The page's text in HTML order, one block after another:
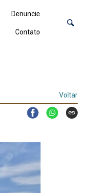
Denuncie
Contato
Voltar